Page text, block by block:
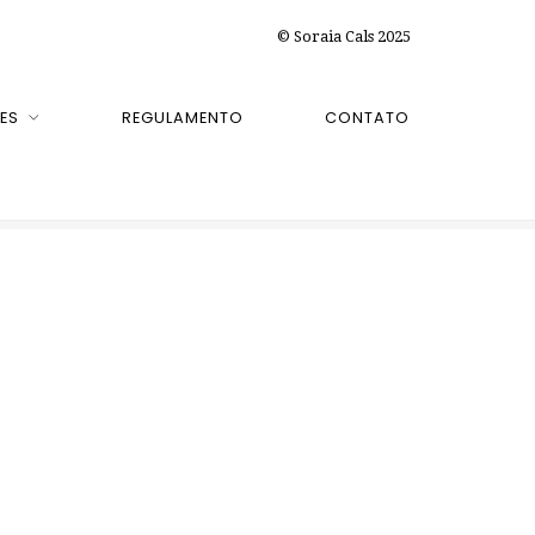
© Soraia Cals 2025
REGULAMENTO CONTATO